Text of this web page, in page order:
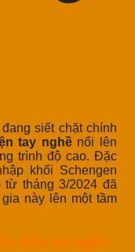
siết chặt chính
tay nghềnổi lên
trình độ cao. Đặc
khối Schengen
tháng 3/2024 đã
này lên một tầm
diện tay nghề